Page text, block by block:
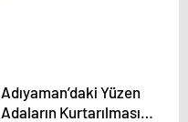
Adıyaman’daki Yüzen
Adaların Kurtarılması